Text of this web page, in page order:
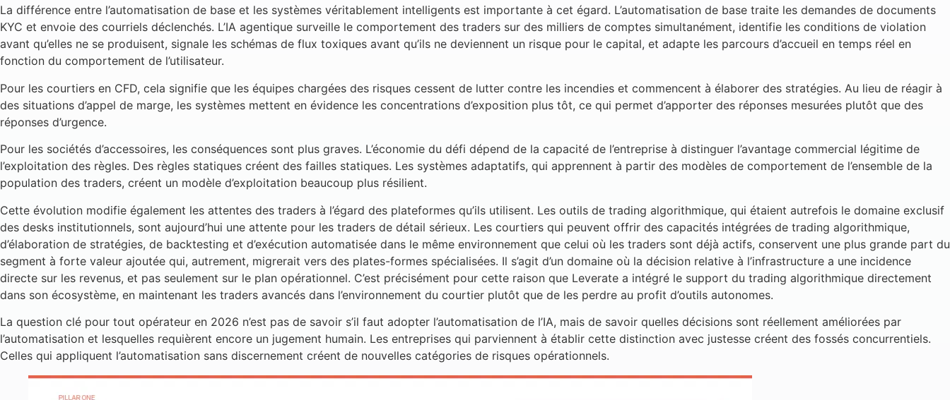
La différence entre l’automatisation de base et les systèmes véritablement intelligents est importante à cet égard. L’automatisation de base traite les demandes de documents
KYC et envoie des courriels déclenchés. L’IA agentique surveille le comportement des traders sur des milliers de comptes simultanément, identifie les conditions de violation
avant qu’elles ne se produisent, signale les schémas de flux toxiques avant qu’ils ne deviennent un risque pour le capital, et adapte les parcours d’accueil en temps réel en
fonction du comportement de l’utilisateur.
Pour les courtiers en CFD, cela signifie que les équipes chargées des risques cessent de lutter contre les incendies et commencent à élaborer des stratégies. Au lieu de réagir à
des situations d’appel de marge, les systèmes mettent en évidence les concentrations d’exposition plus tôt, ce qui permet d’apporter des réponses mesurées plutôt que des
réponses d’urgence.
Pour les sociétés d’accessoires, les conséquences sont plus graves. L’économie du défi dépend de la capacité de l’entreprise à distinguer l’avantage commercial légitime de
l’exploitation des règles. Des règles statiques créent des failles statiques. Les systèmes adaptatifs, qui apprennent à partir des modèles de comportement de l’ensemble de la
population des traders, créent un modèle d’exploitation beaucoup plus résilient.
Cette évolution modifie également les attentes des traders à l’égard des plateformes qu’ils utilisent. Les outils de trading algorithmique, qui étaient autrefois le domaine exclusif
des desks institutionnels, sont aujourd’hui une attente pour les traders de détail sérieux. Les courtiers qui peuvent offrir des capacités intégrées de trading algorithmique,
d’élaboration de stratégies, de backtesting et d’exécution automatisée dans le même environnement que celui où les traders sont déjà actifs, conservent une plus grande part du
segment à forte valeur ajoutée qui, autrement, migrerait vers des plates-formes spécialisées. Il s’agit d’un domaine où la décision relative à l’infrastructure a une incidence
directe sur les revenus, et pas seulement sur le plan opérationnel. C’est précisément pour cette raison que Leverate a intégré le support du trading algorithmique directement
dans son écosystème, en maintenant les traders avancés dans l’environnement du courtier plutôt que de les perdre au profit d’outils autonomes.
La question clé pour tout opérateur en 2026 n’est pas de savoir s’il faut adopter l’automatisation de l’IA, mais de savoir quelles décisions sont réellement améliorées par
l’automatisation et lesquelles requièrent encore un jugement humain. Les entreprises qui parviennent à établir cette distinction avec justesse créent des fossés concurrentiels.
Celles qui appliquent l’automatisation sans discernement créent de nouvelles catégories de risques opérationnels.